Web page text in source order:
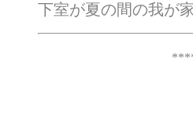
下室が夏の間の我が